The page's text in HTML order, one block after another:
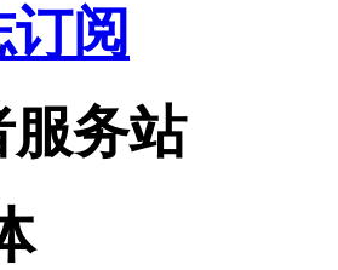
阅
服务站